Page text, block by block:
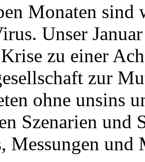
Monaten
Unser
zu einer
zur
ohne unsins
Szenarien und
Messungen und